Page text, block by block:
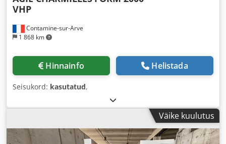
Contamine-sur-Arve
1 868 km
VHP
Hinnainfo Helistada
Seisukord: kasutatud,
Väike kuulutus